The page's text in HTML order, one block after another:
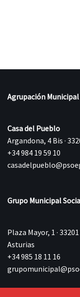
Agrupación
Casa del Pueblo
Argandona, 4 Bis ·
+34 984 19 59 10
Grupo Municipal
Plaza Mayor, 1 ·
Asturias
+34 985 18 11 16